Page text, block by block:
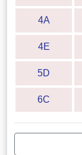
4A
4E
5D
6C